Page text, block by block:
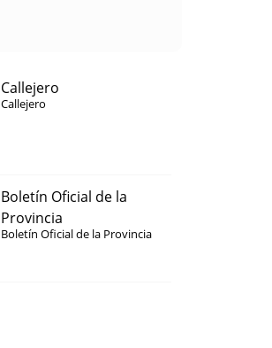
Callejero
Callejero
Boletín Oficial de la
Provincia
Boletín Oficial de la Provincia